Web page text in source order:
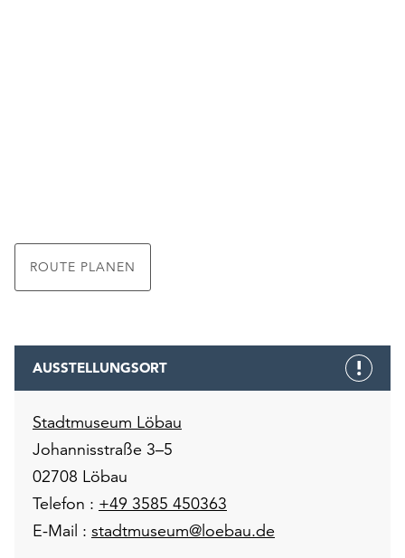
ROUTE PLANEN
AUSSTELLUNGSORT
Stadtmuseum Löbau
Johannisstraße 3–5
02708 Löbau
Telefon : +49 3585 450363
E-Mail : stadtmuseum@loebau.de